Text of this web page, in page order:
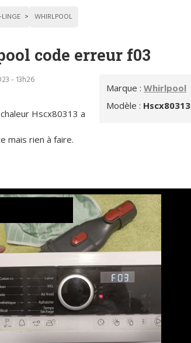
LINGE WHIRLPOOL
code erreur f03
Marque :Whirlpool
Modèle : Hscx80313
- 13h26
Hscx80313 a
mais rien à faire.